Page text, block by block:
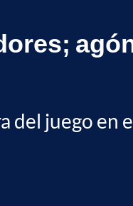
del juego en